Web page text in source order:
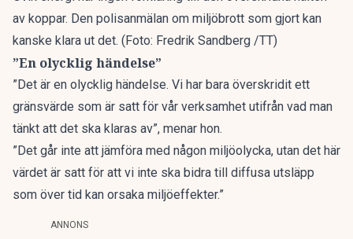
av koppar. Den polisanmälan om miljöbrott som gjort kan
kanske klara ut det. (Foto: Fredrik Sandberg /TT)
”En olycklig händelse”
”Det är en olycklig händelse. Vi har bara överskridit ett
gränsvärde som är satt för vår verksamhet utifrån vad man
tänkt att det ska klaras av”, menar hon.
”Det går inte att jämföra med någon miljöolycka, utan det här
värdet är satt för att vi inte ska bidra till diffusa utsläpp
som över tid kan orsaka miljöeffekter.”
ANNONS